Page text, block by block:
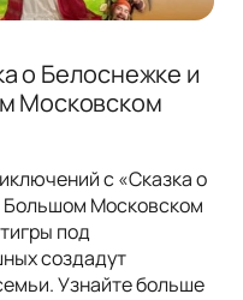
о Белоснежке и
Московском
с «Сказка о
Большом Московском
под
создадут
Узнайте больше